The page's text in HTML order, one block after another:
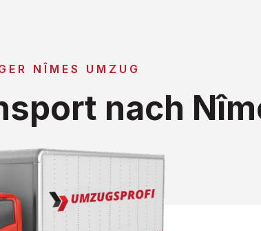
NÎMES UMZUG
nach